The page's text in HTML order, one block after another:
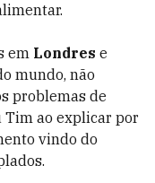
em Londres e
mundo, não
problemas de
Tim ao explicar por
vindo do